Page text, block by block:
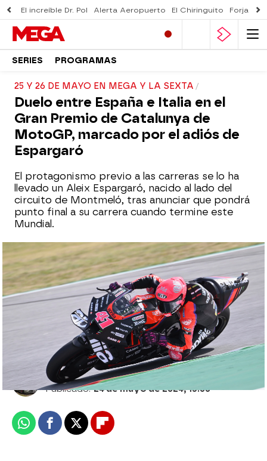
El increíble Dr. Pol Alerta Aeropuerto El Chiringuito Forjado
SERIES PROGRAMAS
25 Y 26 DE MAYO EN MEGA Y LA SEXTA
Duelo entre España e Italia en el
Gran Premio de Catalunya de
MotoGP, marcado por el adiós de
Espargaró
El protagonismo previo a las carreras se lo ha
llevado un Aleix Espargaró, nacido al lado del
circuito de Montmeló, tras anunciar que pondrá
punto final a su carrera cuando termine este
Mundial.
Horarios y dónde ver este fin de semana
el Gran Premio de Catalunya de MotoGP
en Mega y La Sexta
Dionisio San Miguel
Publicado:24 de mayo de 2024, 15:00
WhatsappFacebook
X Flipboard